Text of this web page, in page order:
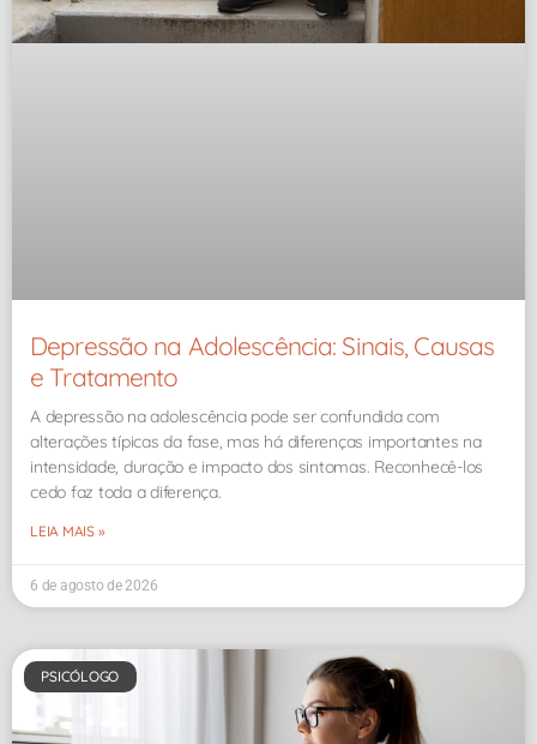
Depressão na Adolescência: Sinais, Causas
e Tratamento
A depressão na adolescência pode ser confundida com
alterações típicas da fase, mas há diferenças importantes na
intensidade, duração e impacto dos sintomas. Reconhecê-los
cedo faz toda a diferença.
LEIA MAIS »
6 de agosto de 2026
PSICÓLOGO